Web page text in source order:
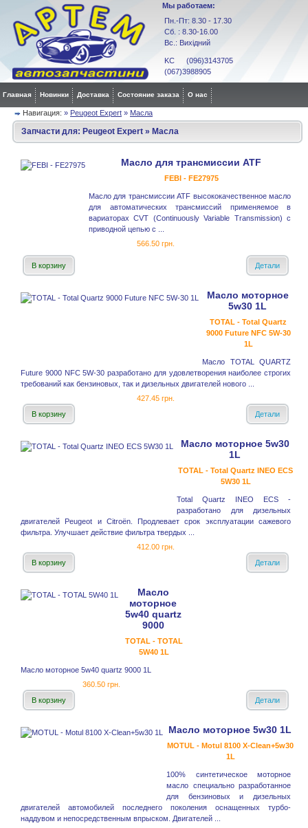
Мы работаем:
Пн.-Пт: 8.30 - 17.30
Сб. : 8.30-16.00
Вс.: Вихідний
KC (096)3143705
(067)3988905
Главная Новинки Доставка Состояние заказа О нас
Навигация: » Peugeot Expert » Масла
Запчасти для: Peugeot Expert » Масла
Масло для трансмиссии ATF
FEBI - FE27975
Масло для трансмиссии ATF высококачественное масло
для автоматических трансмиссий применяемое в
вариаторах CVT (Continuously Variable Transmission) с
приводной цепью с ...
566.50 грн.
В корзину Детали
Масло моторное
5w30 1L
TOTAL - Total Quartz
9000 Future NFC 5W-30
1L
Масло TOTAL QUARTZ
Future 9000 NFC 5W-30 разработано для удовлетворения наиболее строгих
требований как бензиновых, так и дизельных двигателей нового ...
427.45 грн.
В корзину
Детали
Масло моторное 5w30
1L
TOTAL - Total Quartz INEO ECS
5W30 1L
Total Quartz INEO ECS -
разработано для дизельных
двигателей Peugeot и Citroёn. Продлевает срок эксплуатации сажевого
фильтра. Улучшает действие фильтра твердых ...
412.00 грн.
В корзину
Детали
Масло
моторное
5w40 quartz
9000
TOTAL - TOTAL
5W40 1L
Масло моторное 5w40 quartz 9000 1L
360.50 грн.
В корзину
Детали
Масло моторное 5w30 1L
MOTUL - Motul 8100 X-Clean+5w30
1L
100% синтетическое моторное
масло специально разработанное
для бензиновых и дизельных
двигателей автомобилей последнего поколения оснащенных турбо-
наддувом и непосредственным впрыском. Двигателей ...